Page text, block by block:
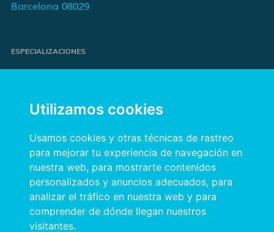
Utilizamos cookies
Usamos cookies y otras técnicas de rastreo
para mejorar tu experiencia de navegación en
nuestra web, para mostrarte contenidos
personalizados y anuncios adecuados, para
analizar el tráfico en nuestra web y para
comprender de dónde llegan nuestros
visitantes.
Barcelona 08029
ESPECIALIZACIONES
Publicidad online orientada a resultados
INFORMACIÓN
Política de privacidad
Política de cookies